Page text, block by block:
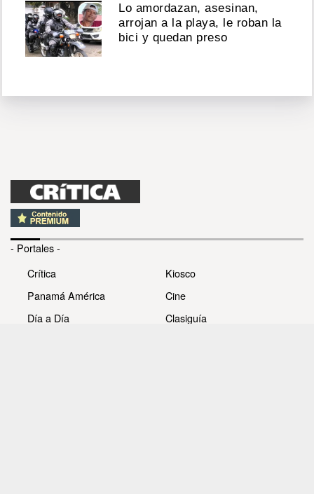
Lo amordazan, asesinan,
arrojan a la playa, le roban la
bici y quedan preso
- Portales -
Crítica
Panamá América
Día a Día
Kiosco
Cine
Clasiguía